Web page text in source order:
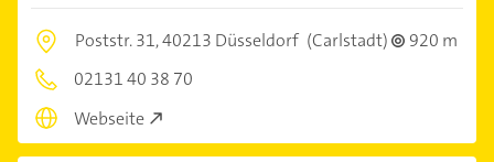
Poststr. 31,40213 Düsseldorf (Carlstadt)
920 m
02131 40 38 70
Webseite